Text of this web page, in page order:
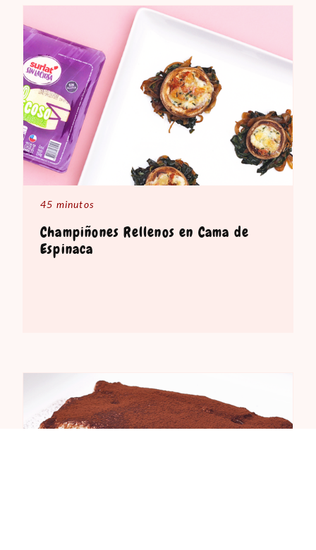
45 minutos
Champiñones Rellenos en Cama de
Espinaca